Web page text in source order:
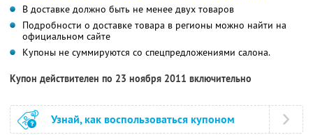
В доставке должно быть не менее двух товаров
Подробности о доставке товара в регионы можно найти на
официальном сайте
Купоны не суммируются со спецпредложениями салона.
Купон действителен по 23 ноября 2011 включительно
Узнай, как воспользоваться купоном